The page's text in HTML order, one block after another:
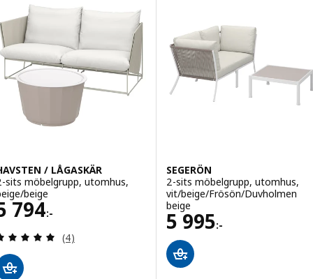
/ LÅGASKÄR
sits möbelgrupp, utomhus,
beige
794:-
5794:-
Recensera: 5 utav 5 stjärnor. Totalt antal
(4)
SEGERÖN
2-sits möbelgrupp, utomhus,
vit/beige/Frösön/Duvholmen
beige
5 995:-
Pris 5995:-